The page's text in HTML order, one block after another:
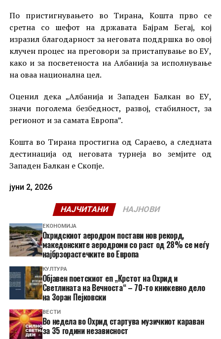
По пристигнувањето во Тирана, Кошта прво се
сретна со шефот на државата Бајрам Бегај, кој
изразил благодарност за неговата поддршка во овој
клучен процес на преговори за пристапување во ЕУ,
како и за посветеноста на Албанија за исполнување
на оваа национална цел.
Оценил дека „Албанија и Западен Балкан во ЕУ,
значи поголема безбедност, развој, стабилност, за
регионот и за самата Европа”.
Кошта во Тирана простигна од Сараево, а следната
дестинација од неговата турнеја во земјите од
Западен Балкан е Скопје.
јуни 2, 2026
НАЈЧИТАНИ НАЈНОВИ
ЕКОНОМИЈА
Охридскиот аеродром постави нов рекорд,
македонските аеродроми со раст од 28% се меѓу
најбрзорастечките во Европа
КУЛТУРА
Објавен поетскиот еп „Крстот на Охрид и
Светлината на Вечноста“ – 70-то книжевно дело
на Зоран Пејковски
ВЕСТИ
Во недела во Охрид стартува музичкиот караван
за 35 години независност